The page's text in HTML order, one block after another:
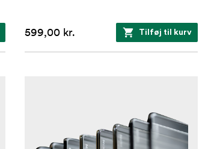
599,00 kr. Tilføj til kurv